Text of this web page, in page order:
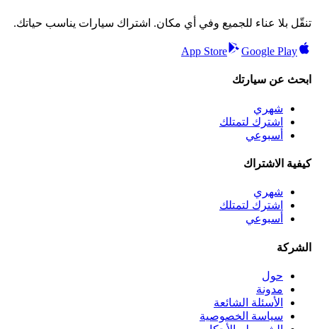
تنقّل بلا عناء للجميع وفي أي مكان. اشتراك سيارات يناسب حياتك.
App Store Google Play
ابحث عن سيارتك
شهري
اشترك لتمتلك
أسبوعي
كيفية الاشتراك
شهري
اشترك لتمتلك
أسبوعي
الشركة
حول
مدونة
الأسئلة الشائعة
سياسة الخصوصية